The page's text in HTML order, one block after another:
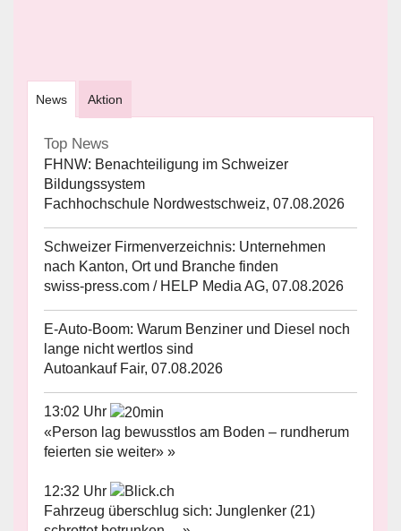
News Aktion
Top News
FHNW: Benachteiligung im Schweizer
Bildungssystem
Fachhochschule Nordwestschweiz, 07.08.2026
Schweizer Firmenverzeichnis: Unternehmen
nach Kanton, Ort und Branche finden
swiss-press.com / HELP Media AG, 07.08.2026
E-Auto-Boom: Warum Benziner und Diesel noch
lange nicht wertlos sind
Autoankauf Fair, 07.08.2026
13:02 Uhr
«Person lag bewusstlos am Boden – rundherum
feierten sie weiter» »
12:32 Uhr
Fahrzeug überschlug sich: Junglenker (21)